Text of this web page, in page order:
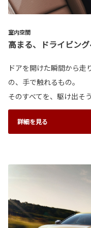
室内空間
高まる、ドライビング
ドアを開けた瞬間から走
の、手で触れるもの。
そのすべてを、駆け出そ
詳細を見る